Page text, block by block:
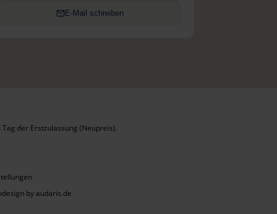
E-Mail schreiben
der Erstzulassung (Neupreis).
by audaris.de